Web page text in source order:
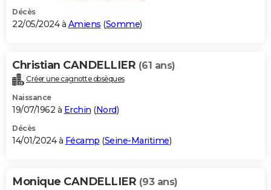
Décès
22/05/2024 à Amiens (Somme)
Christian CANDELLIER (61 ans)
Créer une cagnotte obsèques
Naissance
19/07/1962 à Erchin (Nord)
Décès
14/01/2024 à Fécamp (Seine-Maritime)
Monique CANDELLIER (93 ans)